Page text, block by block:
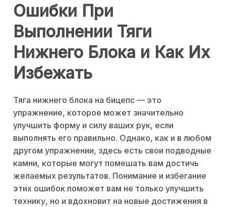
Ошибки При
Выполнении Тяги
Нижнего Блока и Как Их
Избежать
Тяга нижнего блока на бицепс — это
упражнение, которое может значительно
улучшить форму и силу ваших рук, если
выполнять его правильно. Однако, как и в любом
другом упражнении, здесь есть свои подводные
камни, которые могут помешать вам достичь
желаемых результатов. Понимание и избегание
этих ошибок поможет вам не только улучшить
технику, но и вдохновит на новые достижения в